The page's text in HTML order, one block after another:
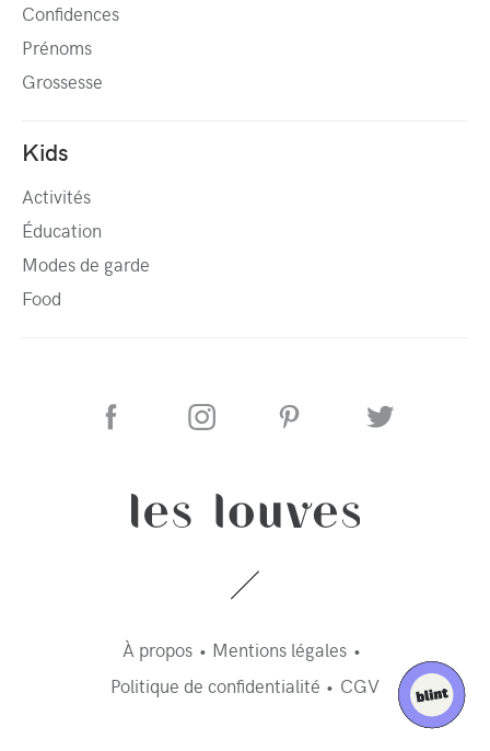
Confidences
Prénoms
Grossesse
Kids
Activités
Éducation
Modes de garde
Food
À propos
Mentions légales
Politique de confidentialité
CGV